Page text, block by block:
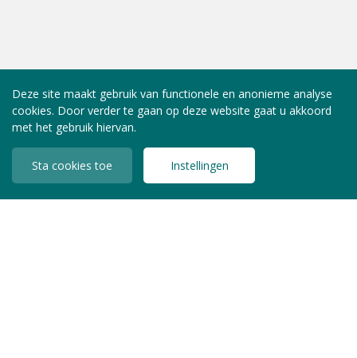
Deze site maakt gebruik van functionele en anonieme analyse
cookies. Door verder te gaan op deze website gaat u akkoord
met het gebruik hiervan.
Sta cookies toe Instellingen